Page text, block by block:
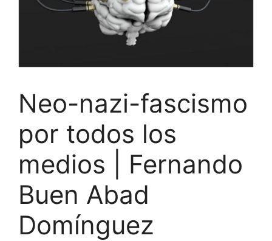
Neo-nazi-fascismo
por todos los
medios | Fernando
Buen Abad
Domínguez